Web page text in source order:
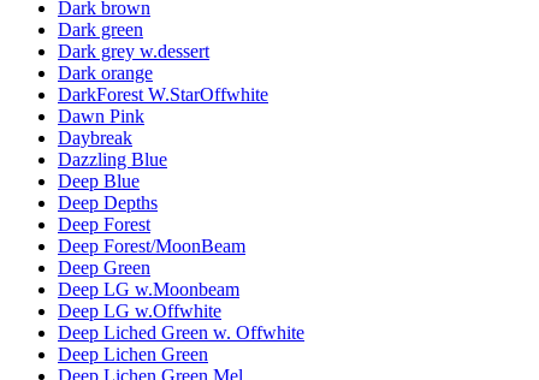
Dark brown
Dark green
Dark grey w.dessert
Dark orange
DarkForest W.StarOffwhite
Dawn Pink
Daybreak
Dazzling Blue
Deep Blue
Deep Depths
Deep Forest
Deep Forest/MoonBeam
Deep Green
Deep LG w.Moonbeam
Deep LG w.Offwhite
Deep Liched Green w. Offwhite
Deep Lichen Green
Deep Lichen Green Mel